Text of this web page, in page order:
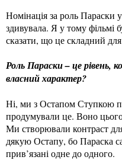
Номінація за роль Параски
здивувала. Я у тому фільмі
сказати, що це складний
Роль Параски – це рівень,
власний характер?
Ні, ми з Остапом Ступкою
продумували це. Воно
Ми створювали контраст
дякую Остапу, бо Параска
прив’язані одне до одного.